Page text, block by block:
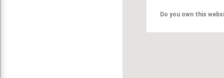
Do you own this